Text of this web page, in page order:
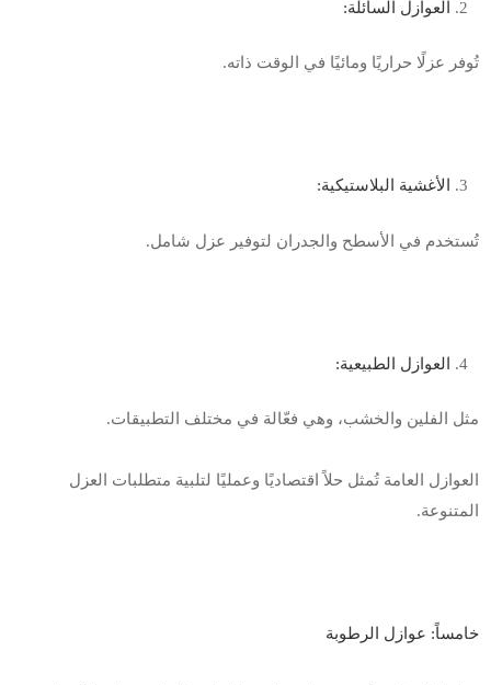
العوازل السائلة:
تُوفر عزلًا حراريًا ومائيًا في الوقت ذاته.
الأغشية البلاستيكية:
تُستخدم في الأسطح والجدران لتوفير عزل شامل.
العوازل الطبيعية:
مثل الفلين والخشب، وهي فعّالة في مختلف التطبيقات.
العوازل العامة تُمثل حلاً اقتصاديًا وعمليًا لتلبية متطلبات العزل
المتنوعة.
خامساً: عوازل الرطوبة